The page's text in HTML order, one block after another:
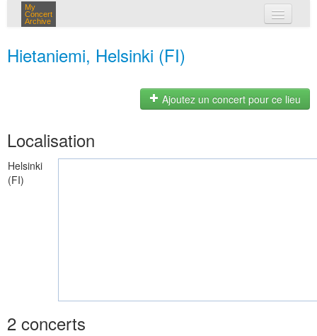
My
Concert
Archive
Hietaniemi, Helsinki (FI)
Ajoutez un concert pour ce lieu
Localisation
Helsinki
(FI)
2 concerts